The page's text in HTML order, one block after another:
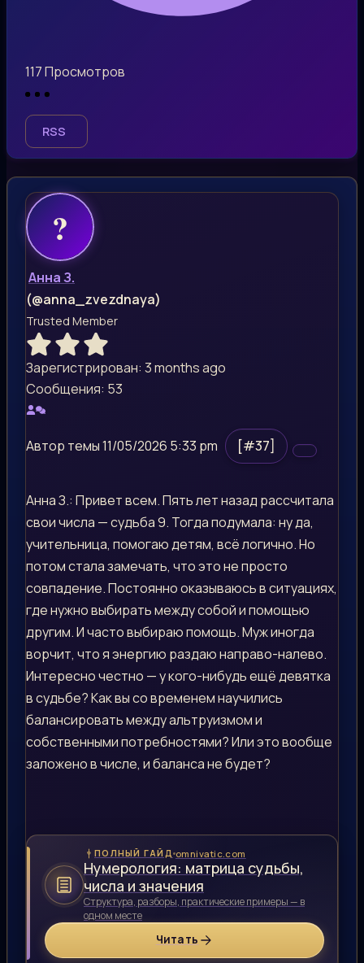
117Просмотров
RSS
Анна З.
(@anna_zvezdnaya)
Trusted Member
Зарегистрирован: 3 months ago
Сообщения: 53
Автор темы11/05/2026 5:33 pm [#37]
Анна З.: Привет всем. Пять лет назад рассчитала
свои числа — судьба 9. Тогда подумала: ну да,
учительница, помогаю детям, всё логично. Но
потом стала замечать, что это не просто
совпадение. Постоянно оказываюсь в ситуациях,
где нужно выбирать между собой и помощью
другим. И часто выбираю помощь. Муж иногда
ворчит, что я энергию раздаю направо-налево.
Интересно честно — у кого-нибудь ещё девятка
в судьбе? Как вы со временем научились
балансировать между альтруизмом и
собственными потребностями? Или это вообще
заложено в числе, и баланса не будет?
ПОЛНЫЙ ГАЙД omnivatic.com
Нумерология: матрица судьбы,
числа и значения
Структура, разборы, практические примеры — в
одном месте
Читать